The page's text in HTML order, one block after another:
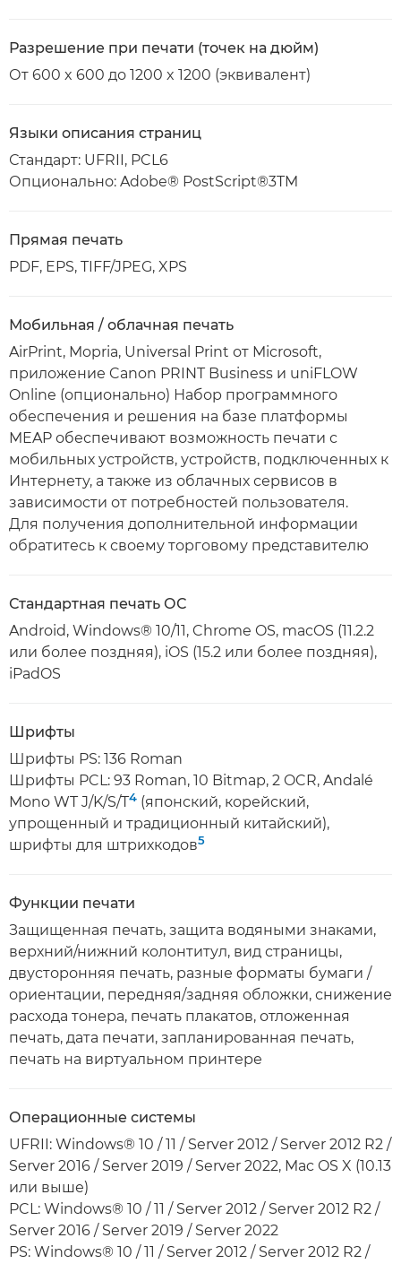
Разрешение при печати (точек на дюйм)
От 600 x 600 до 1200 x 1200 (эквивалент)
Языки описания страниц
Стандарт: UFRII, PCL6
Опционально: Adobe® PostScript®3TM
Прямая печать
PDF, EPS, TIFF/JPEG, XPS
Мобильная / облачная печать
AirPrint, Mopria, Universal Print от Microsoft,
приложение Canon PRINT Business и uniFLOW
Online (опционально) Набор программного
обеспечения и решения на базе платформы
MEAP обеспечивают возможность печати с
мобильных устройств, устройств, подключенных к
Интернету, а также из облачных сервисов в
зависимости от потребностей пользователя.
Для получения дополнительной информации
обратитесь к своему торговому представителю
Стандартная печать ОС
Android, Windows® 10/11, Chrome OS, macOS (11.2.2
или более поздняя), iOS (15.2 или более поздняя),
iPadOS
Шрифты
Шрифты PS: 136 Roman
Шрифты PCL: 93 Roman, 10 Bitmap, 2 OCR, Andalé
Mono WT J/K/S/T4 (японский, корейский,
упрощенный и традиционный китайский),
шрифты для штрихкодов5
Функции печати
Защищенная печать, защита водяными знаками,
верхний/нижний колонтитул, вид страницы,
двусторонняя печать, разные форматы бумаги /
ориентации, передняя/задняя обложки, снижение
расхода тонера, печать плакатов, отложенная
печать, дата печати, запланированная печать,
печать на виртуальном принтере
Операционные системы
UFRII: Windows® 10 / 11 / Server 2012 / Server 2012 R2 /
Server 2016 / Server 2019 / Server 2022, Mac OS X (10.13
или выше)
PCL: Windows® 10 / 11 / Server 2012 / Server 2012 R2 /
Server 2016 / Server 2019 / Server 2022
PS: Windows® 10 / 11 / Server 2012 / Server 2012 R2 /